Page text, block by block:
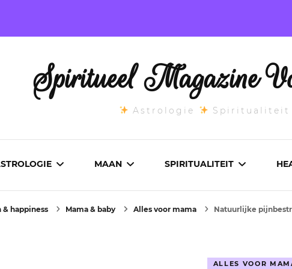
Spiritueel Magazine
Astrologie Spiritualiteit
MAAN SPIRITUALITEIT
& happiness Mama & baby Alles voor mama Natuurlijke
ALLES VOOR